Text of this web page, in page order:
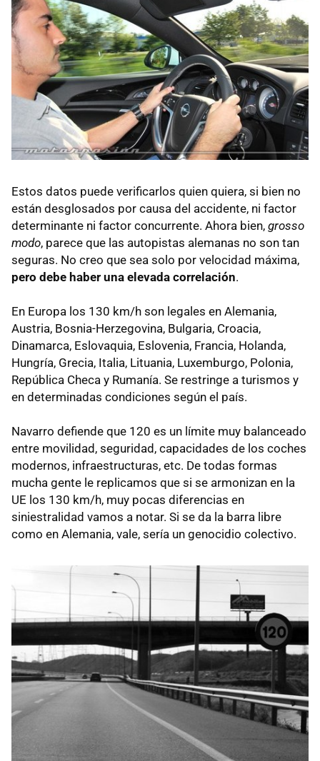
Estos datos puede verificarlos quien quiera, si bien no
están desglosados por causa del accidente, ni factor
determinante ni factor concurrente. Ahora bien, grosso
modo, parece que las autopistas alemanas no son tan
seguras. No creo que sea solo por velocidad máxima,
pero debe haber una elevada correlación.
En Europa los 130 km/h son legales en Alemania,
Austria, Bosnia-Herzegovina, Bulgaria, Croacia,
Dinamarca, Eslovaquia, Eslovenia, Francia, Holanda,
Hungría, Grecia, Italia, Lituania, Luxemburgo, Polonia,
República Checa y Rumanía. Se restringe a turismos y
en determinadas condiciones según el país.
Navarro defiende que 120 es un límite muy balanceado
entre movilidad, seguridad, capacidades de los coches
modernos, infraestructuras, etc. De todas formas
mucha gente le replicamos que si se armonizan en la
UE los 130 km/h, muy pocas diferencias en
siniestralidad vamos a notar. Si se da la barra libre
como en Alemania, vale, sería un genocidio colectivo.